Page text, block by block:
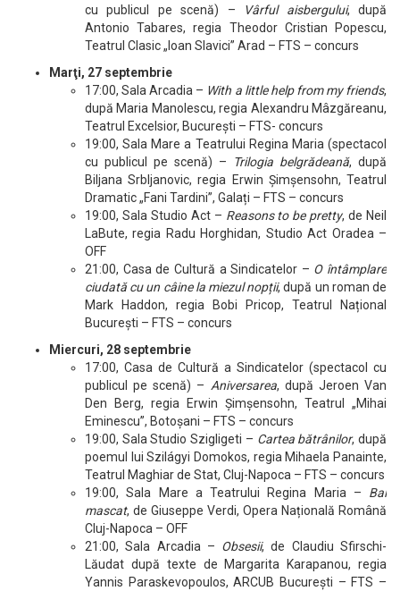
cu publicul pe scenă) – Vârful aisbergului, după
Antonio Tabares, regia Theodor Cristian Popescu,
Teatrul Clasic „Ioan Slavici” Arad – FTS – concurs
Marţi, 27 septembrie
17:00, Sala Arcadia – With a little help from my friends,
după Maria Manolescu, regia Alexandru Mâzgăreanu,
Teatrul Excelsior, Bucureşti – FTS- concurs
19:00, Sala Mare a Teatrului Regina Maria (spectacol
cu publicul pe scenă) –
Trilogia belgrădeană, după
Biljana Srbljanovic, regia Erwin Șimșensohn, Teatrul
Dramatic „Fani Tardini”, Galați – FTS – concurs
19:00, Sala Studio Act – Reasons to be pretty, de Neil
LaBute, regia Radu Horghidan, Studio Act Oradea –
OFF
21:00, Casa de Cultură a Sindicatelor – O întâmplare
ciudată cu un câine la miezul nopții, după un roman de
Mark Haddon, regia Bobi Pricop, Teatrul Național
București – FTS – concurs
Miercuri, 28 septembrie
17:00, Casa de Cultură a Sindicatelor (spectacol cu
publicul pe scenă) – Aniversarea, după Jeroen Van
Den Berg, regia Erwin Șimșensohn, Teatrul „Mihai
Eminescu”, Botoşani – FTS – concurs
19:00, Sala Studio Szigligeti – Cartea bătrânilor, după
poemul lui Szilágyi Domokos, regia Mihaela Panainte,
Teatrul Maghiar de Stat, Cluj-Napoca – FTS – concurs
19:00, Sala Mare a Teatrului Regina Maria – Bal
mascat, de Giuseppe Verdi, Opera Națională Română
Cluj-Napoca – OFF
21:00, Sala Arcadia – Obsesii, de Claudiu Sfirschi-
Lăudat după texte de Margarita Karapanou, regia
Yannis Paraskevopoulos, ARCUB București – FTS –